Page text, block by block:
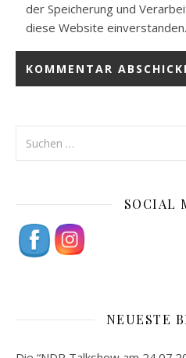
der Speicherung und
diese Website einverstanden.
SOCIAL
NEUESTE